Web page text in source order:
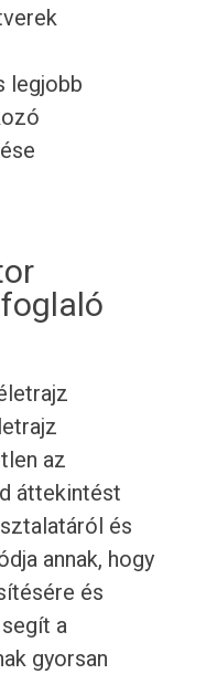
legjobb
az
áttekintést
és
annak, hogy
és
a
gyorsan